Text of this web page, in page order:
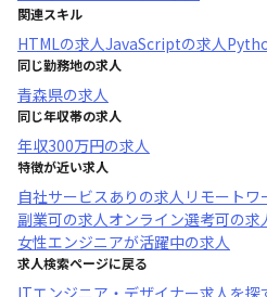
関連スキル
HTMLの求人JavaScriptの求人
同じ勤務地の求人
青森県の求人
同じ年収帯の求人
年収300万円の求人
特徴が近い求人
自社サービスあり の求人 リモートワ
副業可の求人オンライン選考可の求
女性エンジニアが活躍中の求人
求人検索ページに戻る
ITエンジニア・デザイナー求人を探